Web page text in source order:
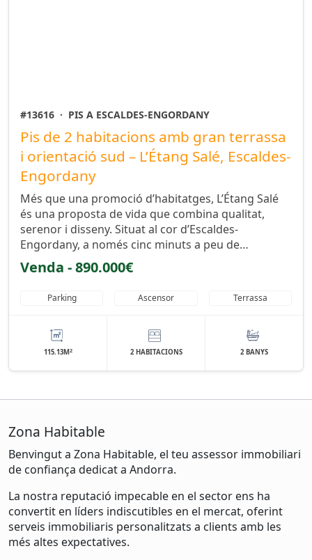
#13616 · PIS A ESCALDES-ENGORDANY
Pis de 2 habitacions amb gran terrassa
i orientació sud – L’Étang Salé, Escaldes-
Engordany
Més que una promoció d’habitatges, L’Étang Salé
és una proposta de vida que combina qualitat,
serenor i disseny. Situat al cor d’Escaldes-
Engordany, a només cinc minuts a peu de…
Venda - 890.000€
Parking Ascensor Terrassa
115.13M2 2 HABITACIONS 2 BANYS
Zona Habitable
Benvingut a Zona Habitable, el teu assessor immobiliari
de confiança dedicat a Andorra.
La nostra reputació impecable en el sector ens ha
convertit en líders indiscutibles en el mercat, oferint
serveis immobiliaris personalitzats a clients amb les
més altes expectatives.